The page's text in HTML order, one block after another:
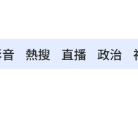
熱搜 直播 政治